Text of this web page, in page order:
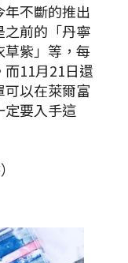
不斷的推出
之前的「丹寧
草紫」等，每
11月21日還
以在萊爾富
定要入手這